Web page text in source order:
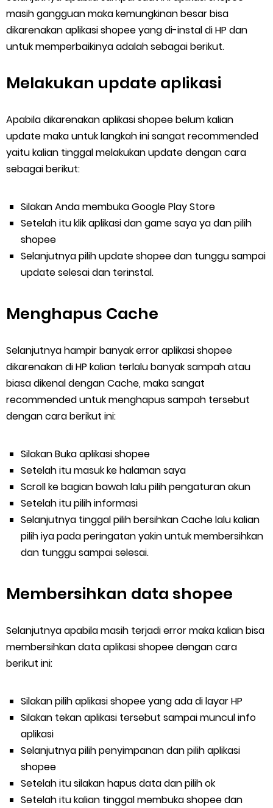
masih gangguan maka kemungkinan besar bisa
dikarenakan aplikasi shopee yang di-instal di HP dan
untuk memperbaikinya adalah sebagai berikut.
Melakukan update aplikasi
Apabila dikarenakan aplikasi shopee belum kalian
update maka untuk langkah ini sangat recommended
yaitu kalian tinggal melakukan update dengan cara
sebagai berikut:
Silakan Anda membuka Google Play Store
Setelah itu klik aplikasi dan game saya ya dan pilih
shopee
Selanjutnya pilih update shopee dan tunggu sampai
update selesai dan terinstal.
Menghapus Cache
Selanjutnya hampir banyak error aplikasi shopee
dikarenakan di HP kalian terlalu banyak sampah atau
biasa dikenal dengan Cache, maka sangat
recommended untuk menghapus sampah tersebut
dengan cara berikut ini:
Silakan Buka aplikasi shopee
Setelah itu masuk ke halaman saya
Scroll ke bagian bawah lalu pilih pengaturan akun
Setelah itu pilih informasi
Selanjutnya tinggal pilih bersihkan Cache lalu kalian
pilih iya pada peringatan yakin untuk membersihkan
dan tunggu sampai selesai.
Membersihkan data shopee
Selanjutnya apabila masih terjadi error maka kalian bisa
membersihkan data aplikasi shopee dengan cara
berikut ini:
Silakan pilih aplikasi shopee yang ada di layar HP
Silakan tekan aplikasi tersebut sampai muncul info
aplikasi
Selanjutnya pilih penyimpanan dan pilih aplikasi
shopee
Setelah itu silakan hapus data dan pilih ok
Setelah itu kalian tinggal membuka shopee dan